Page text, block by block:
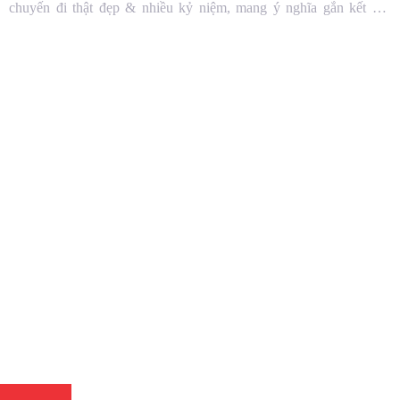
chuyến đi thật đẹp & nhiều kỷ niệm, mang ý nghĩa gắn kết các